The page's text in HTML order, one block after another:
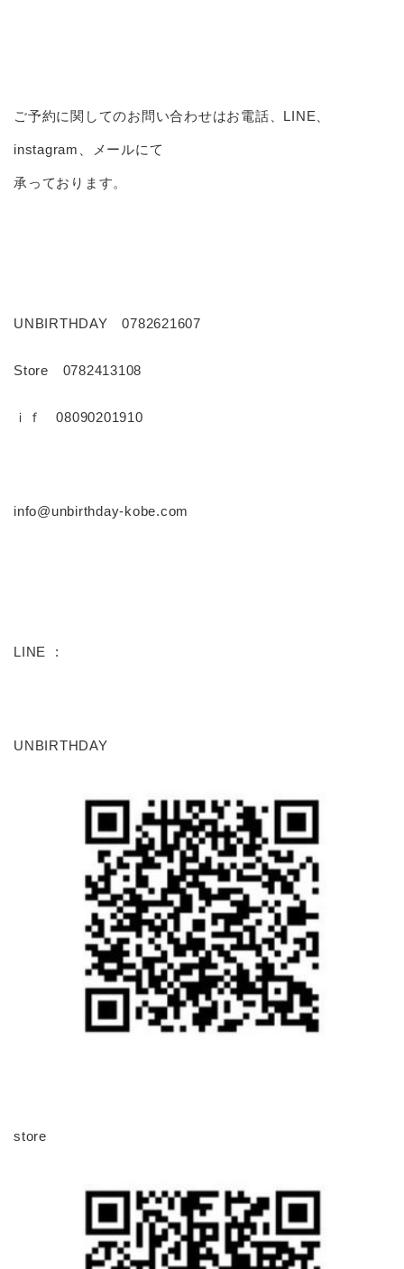
ご予約に関してのお問い合わせはお電話、LINE、
instagram、メールにて
承っております。
UNBIRTHDAY 0782621607
Store 0782413108
ｉｆ 08090201910
info@unbirthday-kobe.com
LINE :
UNBIRTHDAY
store